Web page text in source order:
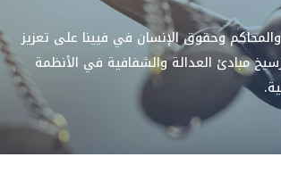
والمحاكم وحقوق الإنسان في فيينا على تعزيز
مبادئ العدالة والشفافية في الأنظمة